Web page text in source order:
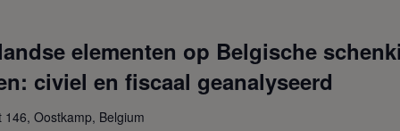
elementen op Belgische
civiel en fiscaal geanalyseerd
146, Oostkamp, Belgium